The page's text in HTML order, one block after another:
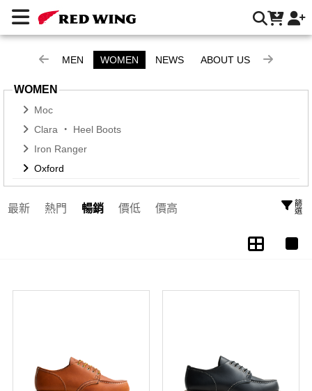
Oxford | Red Wing Heritage 台灣官方網站
MEN WOMEN NEWS ABOUT US
WOMEN
Moc
Clara ‧ Heel Boots
Iron Ranger
Oxford
最新 熱門 暢銷 價低 價高 篩選